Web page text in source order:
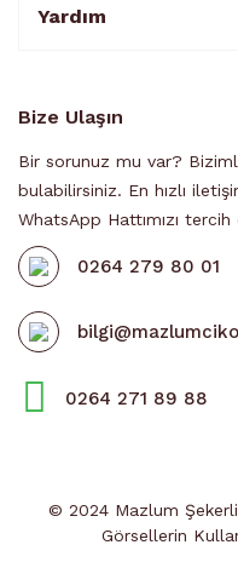
Yardım
Bize Ulaşın
Bir sorunuz mu var?
bulabilirsiniz. En hızlı
WhatsApp Hattımızı
0264 279 80 01
0264 271 89 88
© 2024 Mazlum Şekerli
Görsellerin